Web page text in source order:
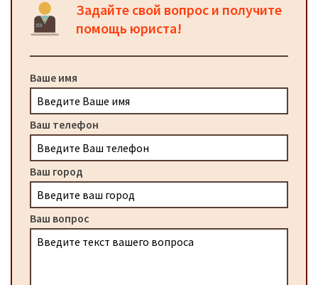
Задайте свой вопрос и получите
помощь юриста!
Ваше имя
Ваш телефон
Ваш город
Ваш вопрос